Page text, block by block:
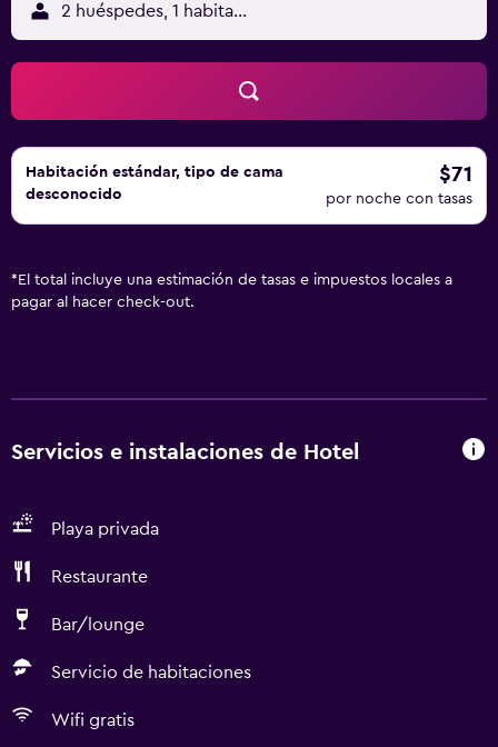
2 huéspedes, 1 habitación
Habitación estándar, tipo de cama
desconocido
$71
por noche con tasas
* El total incluye una estimación de tasas e impuestos locales a
pagar al hacer check-out.
Servicios e instalaciones de Hotel
Playa privada
Restaurante
Bar/lounge
Servicio de habitaciones
Wifi gratis